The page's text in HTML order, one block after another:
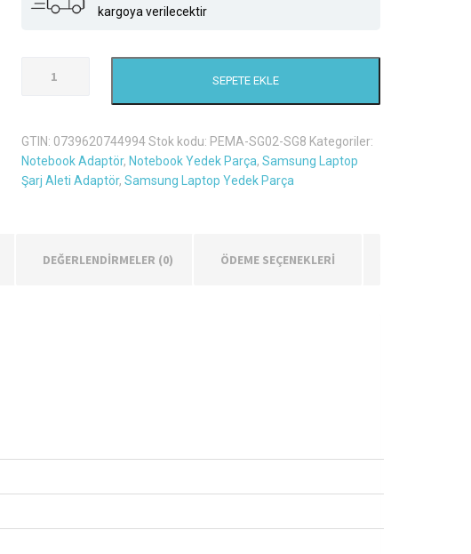
kargoya verilecektir
Şarj
Aleti
Adaptör
SEPETE EKLE
GTIN: 0739620744994 Stok kodu: PEMA-SG02-SG8 Kategoriler:
Notebook Adaptör, Notebook Yedek Parça,Samsung Laptop
Şarj Aleti Adaptör,Samsung Laptop Yedek Parça
DEĞERLENDIRMELER (0) ÖDEME SEÇENEKLERİ